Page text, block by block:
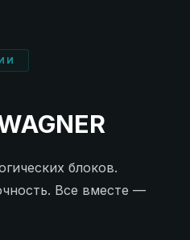
блоков.
Все вместе —